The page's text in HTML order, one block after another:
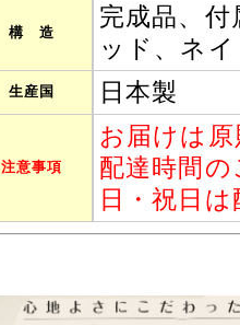
構 造
完成品、
ッド、ネ
生産国 日本製
注意事項
お届けは
配達時間
日・祝日